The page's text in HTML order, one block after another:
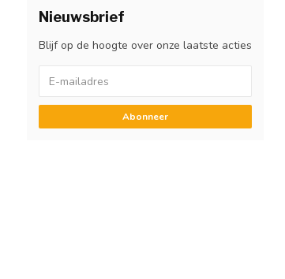
Nieuwsbrief
Blijf op de hoogte over onze laatste acties
Abonneer